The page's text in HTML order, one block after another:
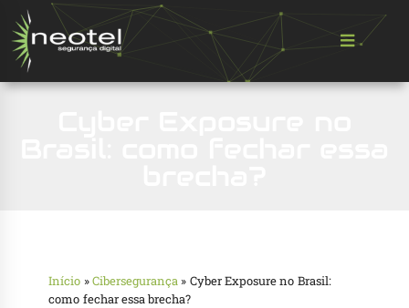
Início »Cibersegurança » Cyber Exposure no Brasil:
como fechar essa brecha?